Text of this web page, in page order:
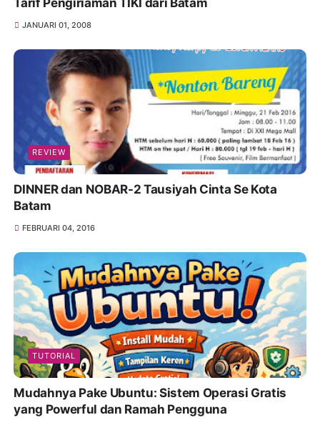
Tarif Pengiriaman TIKI dari Batam
JANUARI 01, 2008
REVIEW
DINNER dan NOBAR-2 Tausiyah Cinta Se Kota
Batam
FEBRUARI 04, 2016
TUTORIAL
Mudahnya Pake Ubuntu: Sistem Operasi Gratis
yang Powerful dan Ramah Pengguna